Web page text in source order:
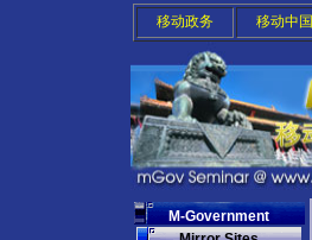
移动政务 移动中国
M-Government